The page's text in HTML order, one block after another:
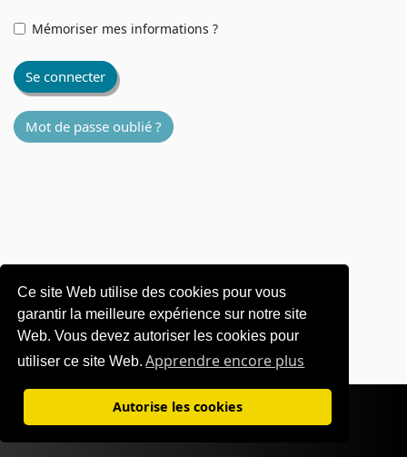
Ce site Web utilise des cookies pour vous
garantir la meilleure expérience sur notre site
Web. Vous devez autoriser les cookies pour
utiliser ce site Web. Apprendre encore plus
Autorise les cookies
Mémoriser mes informations ?
Se connecter
Mot de passe oublié ?
Conditions d’utilisation|Politique de confidentialité
©1995-2026 OKI Europe Ltd. Tous droits réservés.